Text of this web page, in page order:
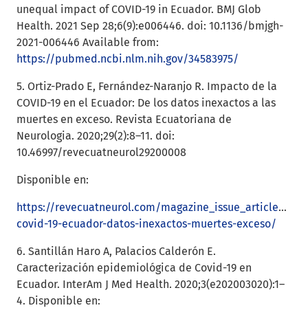
unequal impact of COVID-19 in Ecuador. BMJ Glob
Health. 2021 Sep 28;6(9):e006446. doi: 10.1136/bmjgh-
2021-006446 Available from:
https://pubmed.ncbi.nlm.nih.gov/34583975/
5. Ortiz-Prado E, Fernández-Naranjo R. Impacto de la
COVID-19 en el Ecuador: De los datos inexactos a las
muertes en exceso. Revista Ecuatoriana de
Neurologia. 2020;29(2):8–11. doi:
10.46997/revecuatneurol29200008
Disponible en:
https://revecuatneurol.com/magazine_issue_article/
covid-19-ecuador-datos-inexactos-muertes-exceso/
6. Santillán Haro A, Palacios Calderón E.
Caracterización epidemiológica de Covid-19 en
Ecuador. InterAm J Med Health. 2020;3(e202003020):1–
4. Disponible en: